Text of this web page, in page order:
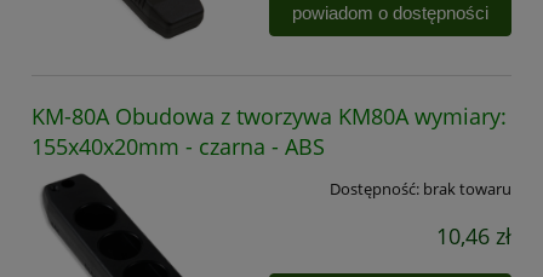
powiadom o dostępności
KM-80A Obudowa z tworzywa KM80A wymiary:
155x40x20mm - czarna - ABS
Dostępność: brak towaru
10,46 zł